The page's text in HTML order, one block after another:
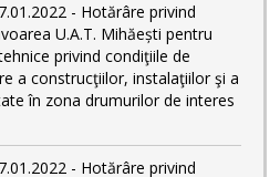
- Hotărâre privind
U.A.T. Mihăești pentru
privind condiţiile de
a construcţiilor, instalaţiilor şi a
în zona drumurilor de interes
- Hotărâre privind